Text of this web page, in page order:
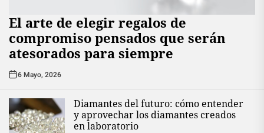
El arte de elegir regalos de
compromiso pensados que serán
atesorados para siempre
6 Mayo, 2026
Diamantes del futuro: cómo entender
y aprovechar los diamantes creados
en laboratorio